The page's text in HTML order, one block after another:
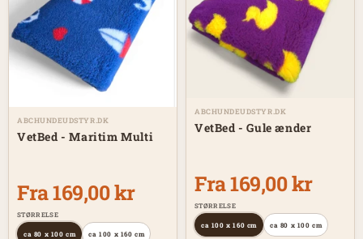
ABCHUNDEUDSTYR.DK
VetBed - Maritim Multi
Fra 169,00 kr
STØRRELSE
ca 80 x 100 cm ca 100 x 160 cm
ABCHUNDEUDSTYR.DK
VetBed - Gule ænder
Fra 169,00 kr
STØRRELSE
ca 100 x 160 cm ca 80 x 100 cm